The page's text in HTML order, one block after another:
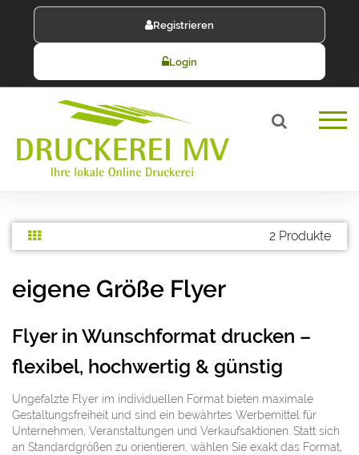
Registrieren
Login
2 Produkte
eigene Größe Flyer
Flyer in Wunschformat drucken –
flexibel, hochwertig & günstig
Ungefalzte Flyer im individuellen Format bieten maximale
Gestaltungsfreiheit und sind ein bewährtes Werbemittel für
Unternehmen, Veranstaltungen und Verkaufsaktionen. Statt sich
an Standardgrößen zu orientieren, wählen Sie exakt das Format,